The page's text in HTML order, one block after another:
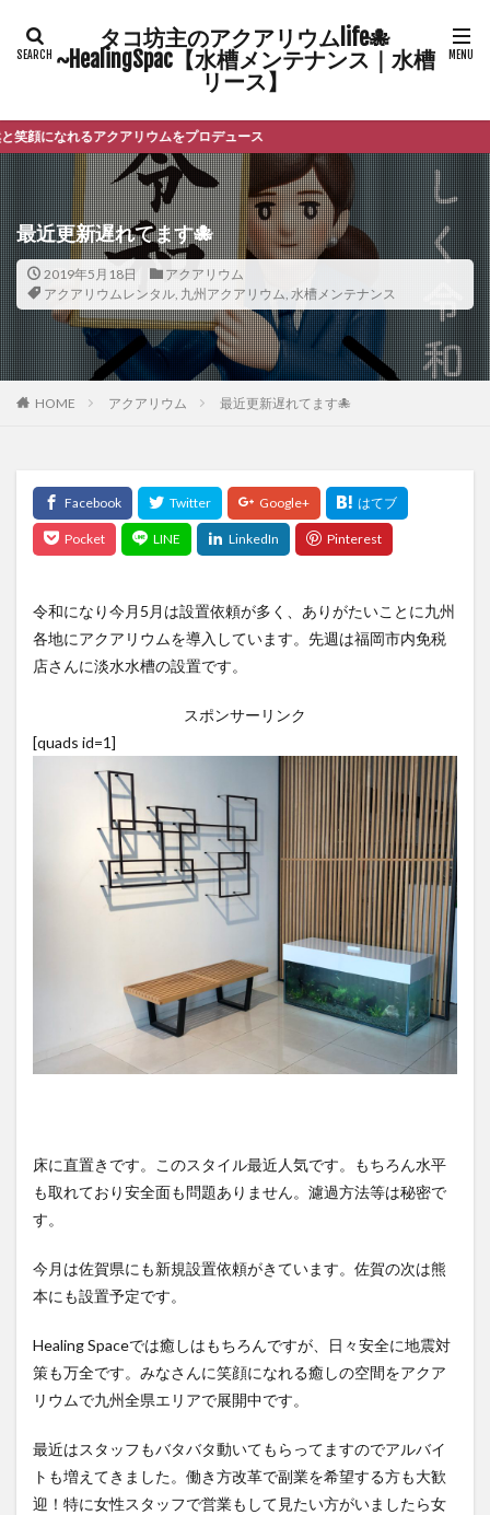
タコ坊主のアクアリウムlife🐙
~HealingSpac【水槽メンテナンス｜水槽
リース】
るアクアリウムをプロデュース
最近更新遅れてます🐙
2019年5月18日
アクアリウム
アクアリウムレンタル, 九州アクアリウム, 水槽メンテナンス
HOME アクアリウム 最近更新遅れてます🐙
令和になり今月5月は設置依頼が多く、ありがたいことに九州
各地にアクアリウムを導入しています。先週は福岡市内免税
店さんに淡水水槽の設置です。
スポンサーリンク
[quads id=1]
床に直置きです。このスタイル最近人気です。もちろん水平
も取れており安全面も問題ありません。濾過方法等は秘密で
す。
今月は佐賀県にも新規設置依頼がきています。佐賀の次は熊
本にも設置予定です。
Healing Spaceでは癒しはもちろんですが、日々安全に地震対
策も万全です。みなさんに笑顔になれる癒しの空間をアクア
リウムで九州全県エリアで展開中です。
最近はスタッフもバタバタ動いてもらってますのでアルバイ
トも増えてきました。働き方改革で副業を希望する方も大歓
迎！特に女性スタッフで営業もして見たい方がいましたら女